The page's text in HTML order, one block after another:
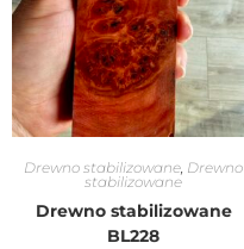
Drewno stabilizowane, Drewno
stabilizowane
Drewno stabilizowane
BL228